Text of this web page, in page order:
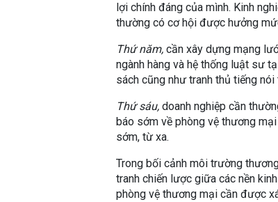
lợi chính đáng của mình. Kinh
thường có cơ hội được hưởng
Thứ năm, cần xây dựng mạng
ngành hàng và hệ thống luật sư
sách cũng như tranh thủ tiếng
Thứ sáu, doanh nghiệp cần
báo sớm về phòng vệ thương
sớm, từ xa.
Trong bối cảnh môi trường
tranh chiến lược giữa các nền
phòng vệ thương mại cần được